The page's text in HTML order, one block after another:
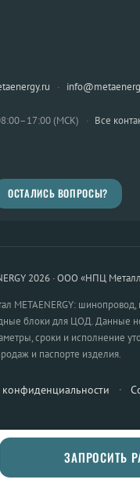
·
(МСК) · Все
ОСТАЛИСЬ ВОПРОСЫ?
2026 · ООО «НПЦ
METAENERGY:
блоки для ЦОД. Данные
сроки и исполнение
и паспорте изделия.
·
ЗАПРОСИТЬ